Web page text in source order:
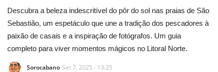
Galeria de Fotos
Categoria
Descubra a beleza indescritível do pôr do sol nas praias de São
Sebastião, um espetáculo que une a tradição dos pescadores à
paixão de casais e a inspiração de fotógrafos. Um guia
completo para viver momentos mágicos no Litoral Norte.
Sorocabano Set 7, 2025 - 13:25